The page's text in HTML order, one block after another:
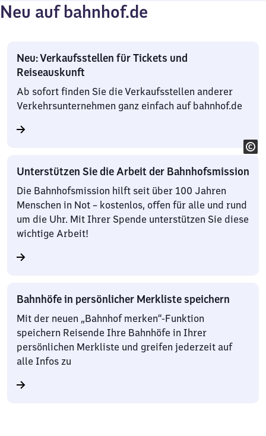
Neu auf bahnhof.de
Neu: Verkaufsstellen für Tickets und
Reiseauskunft
Ab sofort finden Sie die Verkaufsstellen anderer
Verkehrsunternehmen ganz einfach auf bahnhof.de
Unterstützen Sie die Arbeit der Bahnhofsmission
Die Bahnhofsmission hilft seit über 100 Jahren
Menschen in Not – kostenlos, offen für alle und rund
um die Uhr. Mit Ihrer Spende unterstützen Sie diese
wichtige Arbeit!
Bahnhöfe in persönlicher Merkliste speichern
Mit der neuen „Bahnhof merken“-Funktion
speichern Reisende Ihre Bahnhöfe in Ihrer
persönlichen Merkliste und greifen jederzeit auf
alle Infos zu